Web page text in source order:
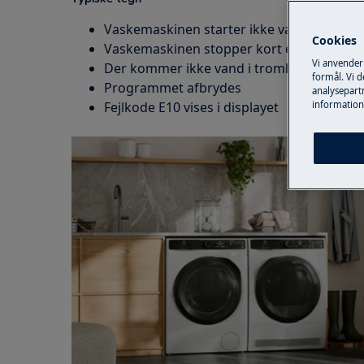
Vaskemaskinen starter ikke
Vaskemaskinen stopper kort efter start
Der kommer ikke vand i tromlen
Programmet afbrydes
Fejlkode E10 vises i displayet
Cookies
Vi
formål. Vi
information